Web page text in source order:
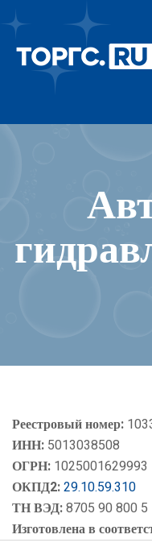
Реестровый номер:
ИНН: 5013038508
ОГРН: 1025001629993
ОКПД2:29.10.59.310
ТН ВЭД:8705 90 800 5
Изготовлена в